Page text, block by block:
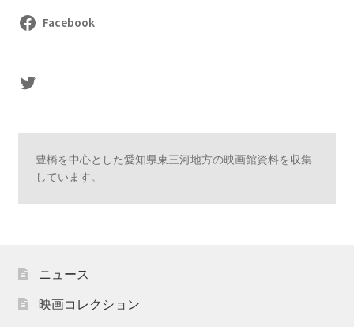
Facebook
sasaki's Twitter
豊橋を中心とした愛知県東三河地方の映画館資料を収集
しています。
ニュース
映画コレクション